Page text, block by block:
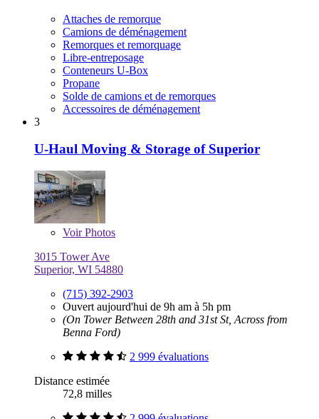
Attaches de remorque
Camions de déménagement
Remorques et remorquage
Libre-entreposage
Conteneurs U-Box
Propane
Solde de camions et de remorques
Accessoires de déménagement
3
U-Haul Moving & Storage of Superior
VoirPhotos
3015 Tower Ave
Superior, WI 54880
(715) 392-2903
Ouvert aujourd'hui de 9h am à 5h pm
(On Tower Between 28th and 31st St, Across from
Benna Ford)
2 999 évaluations
Distance estimée
72,8 milles